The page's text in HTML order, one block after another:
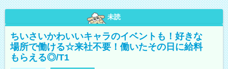
未読
ちいさいかわいいキャラのイベントも！好きな
場所で働ける☆来社不要！働いたその日に給料
もらえる◎/T1